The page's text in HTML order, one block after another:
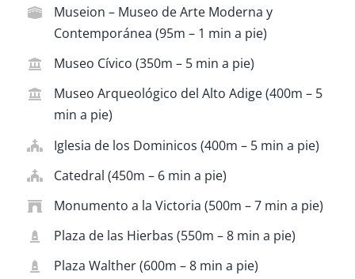
Museion – Museo de Arte Moderna y
Contemporánea (95m – 1 min a pie)
Museo Cívico (350m – 5 min a pie)
Museo Arqueológico del Alto Adige (400m – 5
min a pie)
Iglesia de los Dominicos (400m – 5 min a pie)
Catedral (450m – 6 min a pie)
Monumento a la Victoria (500m – 7 min a pie)
Plaza de las Hierbas (550m – 8 min a pie)
Plaza Walther (600m – 8 min a pie)